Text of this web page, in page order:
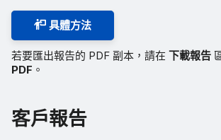
具體方法
若要匯出報告的 PDF 副本，請在 下載報告
PDF 。
客戶報告